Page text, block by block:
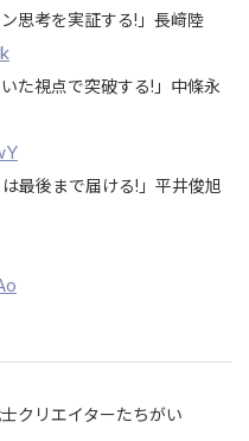
思考を実証する!」長﨑陸
た視点で突破する!」中條永
最後まで届ける!」平井俊旭
クリエイターたちがい